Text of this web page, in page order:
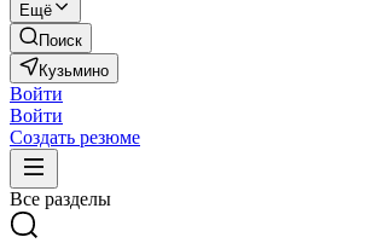
Ещё
Поиск
Кузьмино
Войти
Войти
Создать резюме
Все разделы